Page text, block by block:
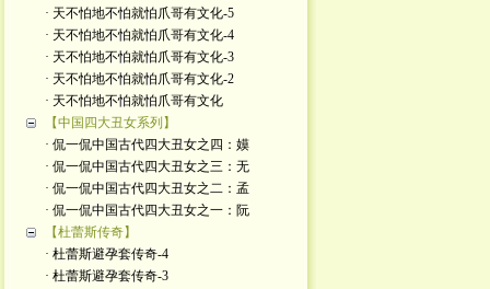
· 天不怕地不怕就怕爪哥有文化-5
· 天不怕地不怕就怕爪哥有文化-4
· 天不怕地不怕就怕爪哥有文化-3
· 天不怕地不怕就怕爪哥有文化-2
· 天不怕地不怕就怕爪哥有文化
【中国四大丑女系列】
· 侃一侃中国古代四大丑女之四：嫫
· 侃一侃中国古代四大丑女之三：无
· 侃一侃中国古代四大丑女之二：孟
· 侃一侃中国古代四大丑女之一：阮
【杜蕾斯传奇】
· 杜蕾斯避孕套传奇-4
· 杜蕾斯避孕套传奇-3